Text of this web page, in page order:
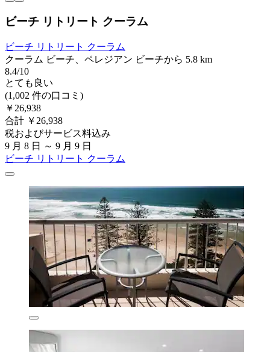
ビーチ リトリート クーラム
ビーチ リトリート クーラム
クーラム ビーチ、ペレジアン ビーチから 5.8 km
8.4/10
とても良い
(1,002 件の口コミ)
￥26,938
合計 ￥26,938
税およびサービス料込み
9 月 8 日 ～ 9 月 9 日
ビーチ リトリート クーラム